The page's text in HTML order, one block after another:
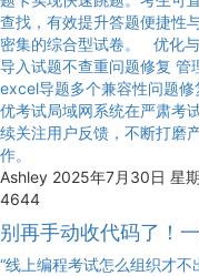
查找，有效提升答题便捷性
密集的综合型试卷。 优化
导入试题不查重问题修复
excel导题多个兼容性问题
优考试局域网系统在严肃考
续关注用户反馈，不断打磨
作。
Ashley 2025年7月30日 星
4644
别再手动收代码了！
“线上编程考试怎么组织才